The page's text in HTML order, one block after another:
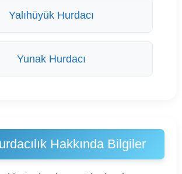
Yalıhüyük Hurdacı
Yunak Hurdacı
Hakkında Bilgiler